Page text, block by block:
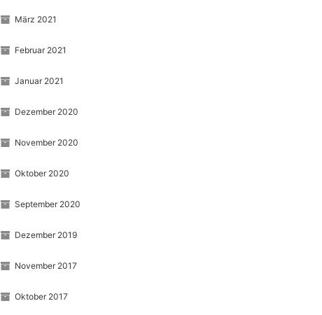
März 2021
Februar 2021
Januar 2021
Dezember 2020
November 2020
Oktober 2020
September 2020
Dezember 2019
November 2017
Oktober 2017